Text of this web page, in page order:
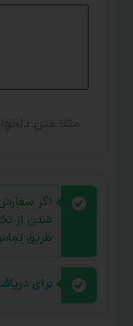
شدن از
طریق
برای